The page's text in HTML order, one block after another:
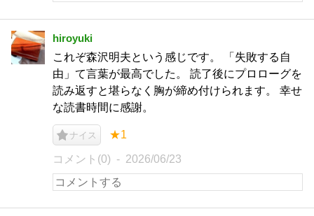
hiroyuki
これぞ森沢明夫という感じです。 「失敗する自
由」て言葉が最高でした。 読了後にプロローグを
読み返すと堪らなく胸が締め付けられます。 幸せ
な読書時間に感謝。
ナイス ★1
コメント(0) 2026/06/23